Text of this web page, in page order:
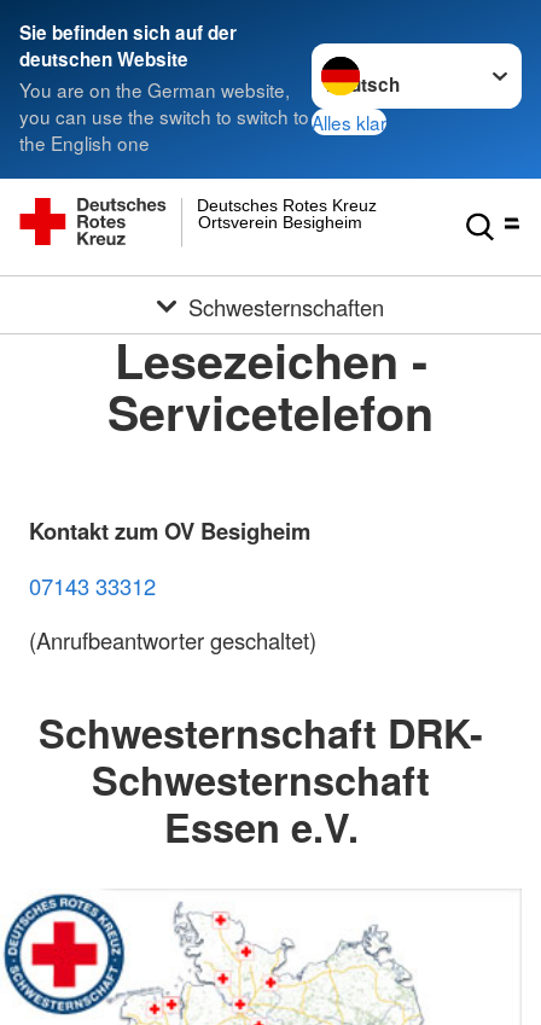
Sie befinden sich auf der
deutschen Website
You are on the German website,
you can use the switch to switch to
the English one
Sprache wechseln zu
Alles klar
Ortsverein Besigheim
Deutsches Rotes Kreuz
Schwesternschaften
Lesezeichen -
Servicetelefon
Kontakt zum OV Besigheim
07143 33312
(Anrufbeantworter geschaltet)
Schwesternschaft DRK-
Schwesternschaft
Essen e.V.